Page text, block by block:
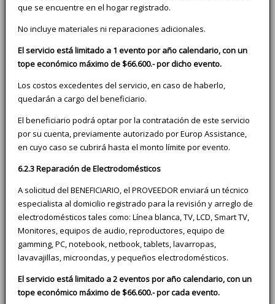
que se encuentre en el hogar registrado.
No incluye materiales ni reparaciones adicionales.
El servicio está limitado a 1 evento por año calendario, con un
tope económico máximo de $66.600.- por dicho evento.
Los costos excedentes del servicio, en caso de haberlo,
quedarán a cargo del beneficiario.
El beneficiario podrá optar por la contratación de este servicio
por su cuenta, previamente autorizado por Europ Assistance,
en cuyo caso se cubrirá hasta el monto límite por evento.
6.2.3 Reparación de Electrodomésticos
A solicitud del BENEFICIARIO, el PROVEEDOR enviará un técnico
especialista al domicilio registrado para la revisión y arreglo de
electrodomésticos tales como: Línea blanca, TV, LCD, Smart TV,
Monitores, equipos de audio, reproductores, equipo de
gamming, PC, notebook, netbook, tablets, lavarropas,
lavavajillas, microondas, y pequeños electrodomésticos.
El servicio está limitado a 2 eventos por año calendario, con un
tope económico máximo de $66.600.- por cada evento.